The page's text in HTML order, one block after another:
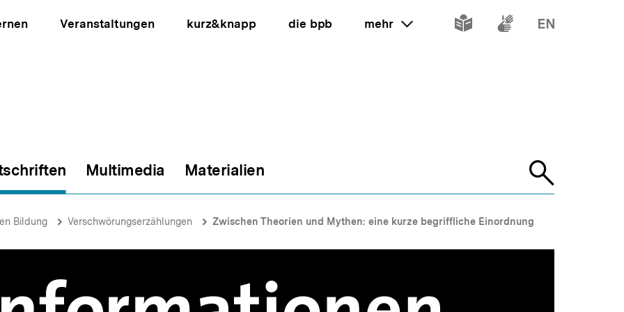
Veranstaltungen kurz&knapp die bpb mehr ein oder ausklappen
Inhalte Inhalte
Multimedia Materialien
Suche
Bildung Verschwörungserzählungen Zwischen Theorien und Mythen: eine kurze begriffliche Einordnung